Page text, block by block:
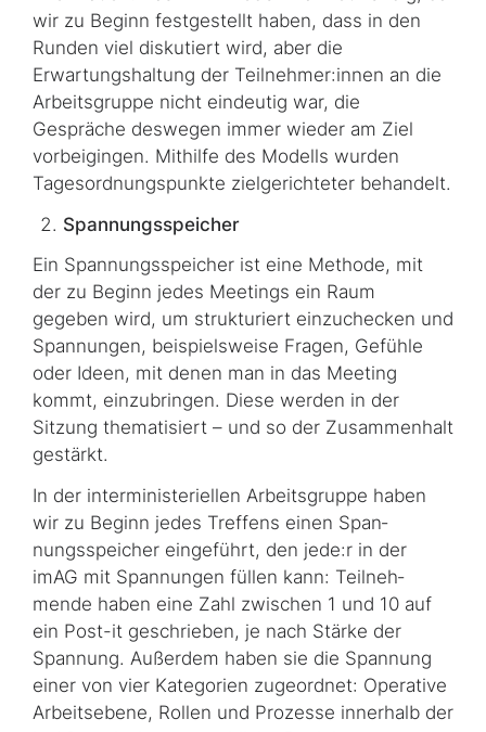
wir zu Beginn festgestellt haben, dass in den
Runden viel diskutiert wird, aber die
Erwartungshaltung der Teilnehmer:innen an die
Arbeits­gruppe nicht eindeutig war, die
Gespräche deswegen immer wieder am Ziel
vorbeigingen. Mithilfe des Modells wurden
Tagesordnungspunkte zielgerichteter behandelt.
Spannungsspeicher
Ein Spannungsspeicher ist eine Methode, mit
der zu Beginn jedes Meetings ein Raum
gegeben wird, um strukturiert einzuchecken und
Spannungen, beispielsweise Fragen, Gefühle
oder Ideen, mit denen man in das Meeting
kommt, einzubringen. Diese werden in der
Sitzung thematisiert – und so der Zusammenhalt
gestärkt.
In der interministeriellen Arbeitsgruppe haben
wir zu Beginn jedes Treffens einen Span­
nungsspeicher eingeführt, den jede:r in der
imAG mit Spannungen füllen kann: Teilneh­
mende haben eine Zahl zwischen 1 und 10 auf
ein Post-it geschrieben, je nach Stärke der
Spannung. Außerdem haben sie die Spannung
einer von vier Kategorien zugeordnet: Operative
Arbeitsebene, Rollen und Prozesse innerhalb der